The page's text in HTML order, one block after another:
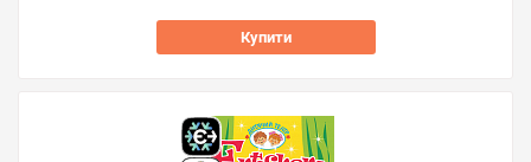
Купити